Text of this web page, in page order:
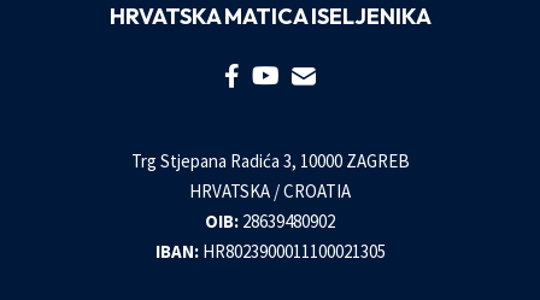
HRVATSKA MATICA ISELJENIKA
Trg Stjepana Radića 3, 10000 ZAGREB
HRVATSKA / CROATIA
OIB: 28639480902
IBAN: HR8023900011100021305